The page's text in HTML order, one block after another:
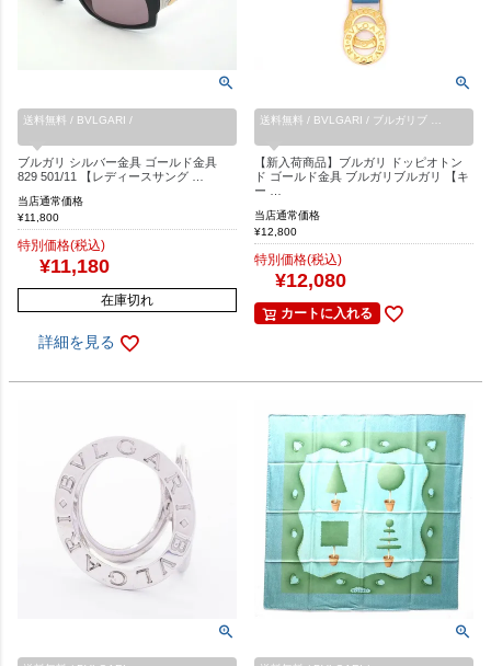
送料無料 / BVLGARI /
ブルガリ シルバー金具 ゴールド金具
829 501/11 【レディースサング …
当店通常価格
¥11,800
特別価格(税込)
¥11,180
在庫切れ
詳細を見る
送料無料 / BVLGARI / ブルガリブ …
【新入荷商品】ブルガリ ドッピオトン
ド ゴールド金具 ブルガリブルガリ 【キ
ー …
当店通常価格
¥12,800
特別価格(税込)
¥12,080
カートに入れる